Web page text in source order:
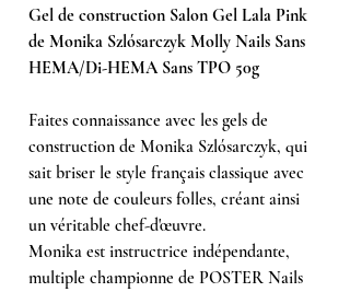
Gel de construction Salon Gel Lala Pink
de Monika Szlósarczyk Molly Nails Sans
HEMA/Di-HEMA Sans TPO 50g
Faites connaissance avec les gels de
construction de Monika Szlósarczyk, qui
sait briser le style français classique avec
une note de couleurs folles, créant ainsi
un véritable chef-d'œuvre.
Monika est instructrice indépendante,
multiple championne de POSTER Nails